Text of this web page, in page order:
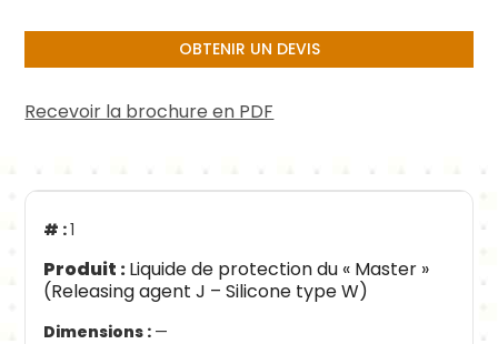
OBTENIR UN DEVIS
Recevoir la brochure en PDF
1
Liquide de protection du « Master »
(Releasing agent J – Silicone type W)
—